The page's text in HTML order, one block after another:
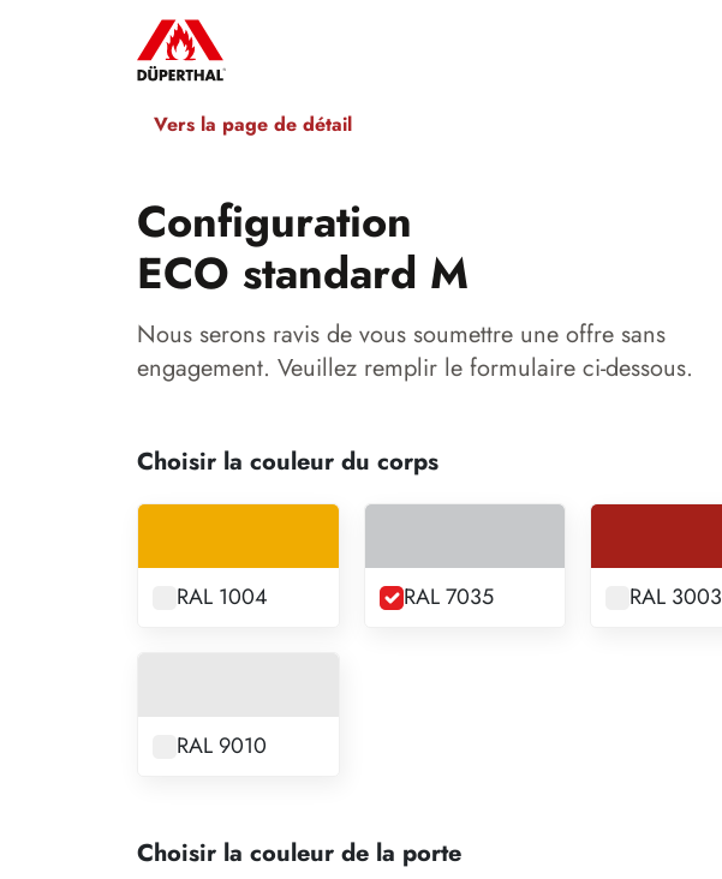
Vers la page de détail
Configuration
ECO standard M
Nous serons ravis de vous soumettre une offre sans
engagement. Veuillez remplir le formulaire ci-dessous.
Choisir la couleur du corps
RAL 1004 RAL 7035 RAL 3003
RAL 9010
Choisir la couleur de la porte